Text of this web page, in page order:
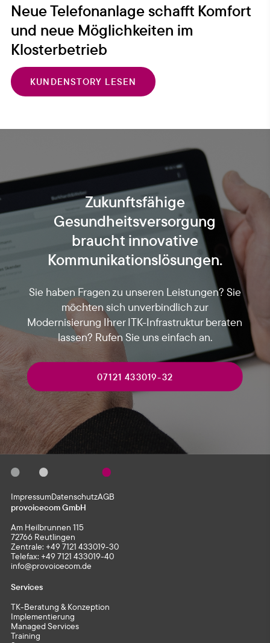
Neue Telefonanlage schafft Komfort
und neue Möglichkeiten im
Klosterbetrieb
KUNDENSTORY LESEN
Zukunftsfähige
Gesundheitsversorgung
braucht innovative
Kommunikationslösungen.
Sie haben Fragen zu unseren Leistungen? Sie
möchten sich unverbindlich zur
Modernisierung Ihrer ITK-Infrastruktur beraten
lassen? Rufen Sie uns einfach an.
07121 433019-32
ImpressumDatenschutzAGB
provoicecom GmbH
Am Heilbrunnen 115
72766 Reutlingen
Zentrale: +49 7121 433019-30
Telefax: +49 7121 433019-40
info@provoicecom.de
Services
TK-Beratung & Konzeption
Implementierung
Managed Services
Training